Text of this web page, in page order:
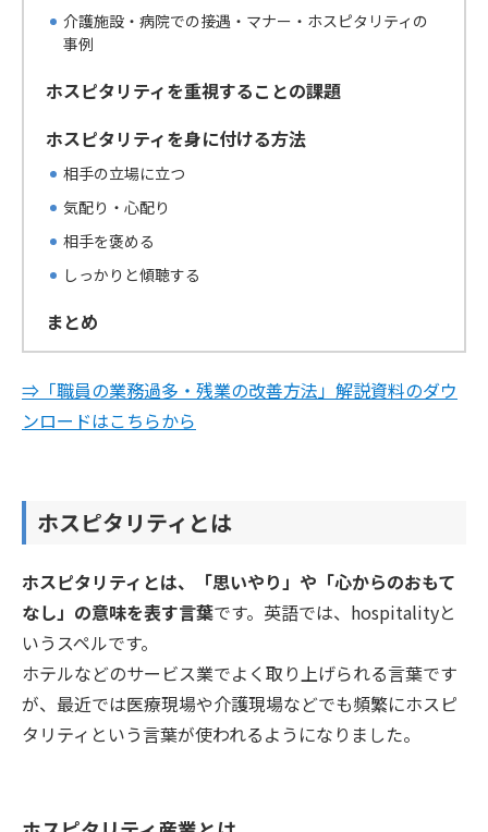
介護施設・病院での接遇・マナー・ホスピタリティの
事例
ホスピタリティを重視することの課題
ホスピタリティを身に付ける方法
相手の立場に立つ
気配り・心配り
相手を褒める
しっかりと傾聴する
まとめ
⇒「職員の業務過多・残業の改善方法」解説資料のダウ
ンロードはこちらから
ホスピタリティとは
ホスピタリティとは、「思いやり」や「心からのおもて
なし」の意味を表す言葉です。英語では、hospitalityと
いうスペルです。
ホテルなどのサービス業でよく取り上げられる言葉です
が、最近では医療現場や介護現場などでも頻繁にホスピ
タリティという言葉が使われるようになりました。